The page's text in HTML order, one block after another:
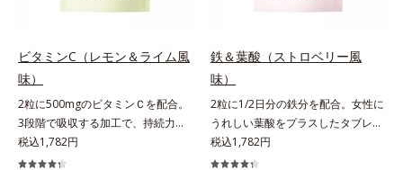
シリーズNo.1の配合量を誇る、ア
有。さらに年齢ダイエッターをサポ
ートする成分として、研究チームが
400種以上の植物エキスを試してた
どり着いたオリーブ葉エキスと、古
くからぽかぽか成分として重宝され
てきたブラックジンジャー、ケイヒ
も配合しました。大人のやる気を燃
ビタミンC（レモン＆ライム風
味）
2粒に500mgのビタミンＣを配合。
3段階で吸収する加工で、持続力が
ぐんとアップ。ビタミンC（レモン
＆ライム風味）は、栄養機能食品で
税込1,782円
鉄＆葉酸（ストロベリー風
味）
2粒に1/2日分の鉄分を配合。女性に
うれしい葉酸をプラスしたタブレッ
トタイプ。2粒にプルーン約50個分
（*1）もの鉄分を配合し、さらに女
税込1,782円